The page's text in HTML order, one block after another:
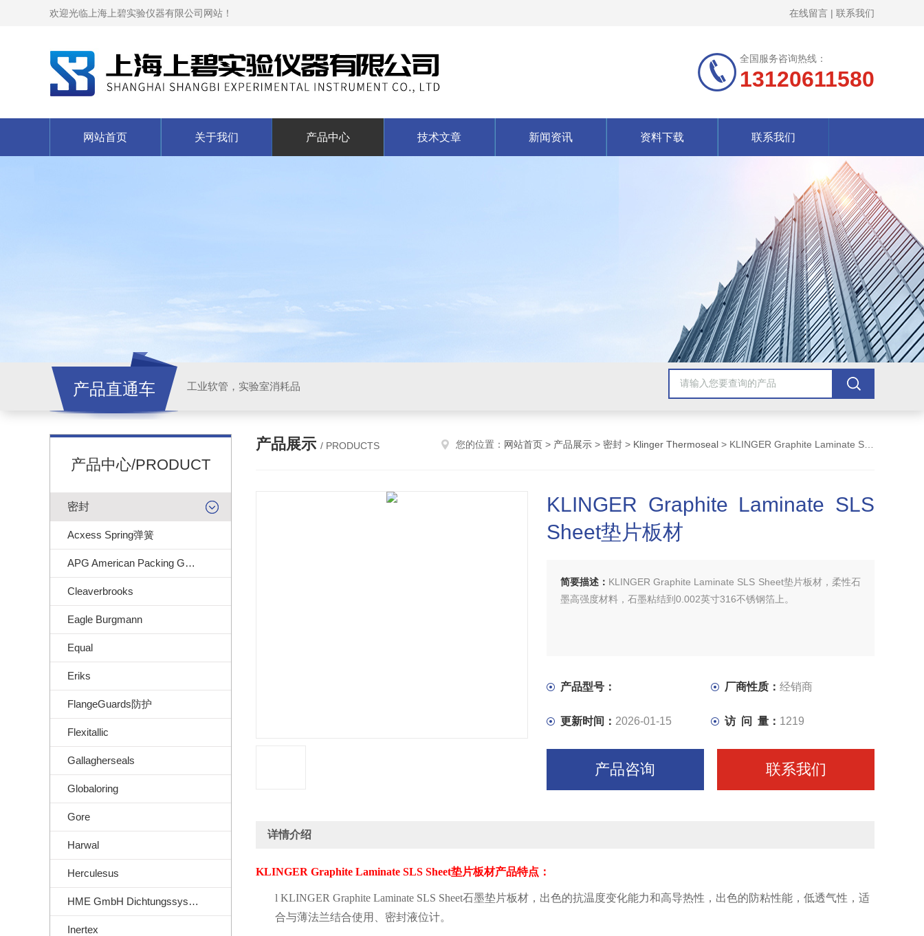
欢迎光临上海上碧实验仪器有限公司网站！ 在线留言 | 联系我们
全国服务咨询热线：
13120611580
网站首页 关于我们 产品中心 技术文章 新闻资讯 资料下载 联系我们
产品直通车 工业软管，实验室消耗品
产品中心/PRODUCT
密封
Acxess Spring弹簧
APG American Packing Gasket
Cleaverbrooks
Eagle Burgmann
Equal
Eriks
FlangeGuards防护
Flexitallic
Gallagherseals
Globaloring
Gore
Harwal
Herculesus
HME GmbH Dichtungssysteme
Inertex
产品展示 / PRODUCTS 您的位置： 网站首页 > 产品展示 > 密封 > Klinger Thermoseal > KLINGER Graphite Laminate SLS Sheet垫片板材
KLINGER Graphite Laminate SLS
Sheet垫片板材
简要描述： KLINGER Graphite Laminate SLS Sheet垫片板材，柔性石
墨高强度材料，石墨粘结到0.002英寸316不锈钢箔上。
产品型号： 厂商性质： 经销商
更新时间： 2026-01-15 访 问 量： 1219
产品咨询 联系我们
详情介绍
KLINGER Graphite Laminate SLS Sheet垫片板材产品特点：
l KLINGER Graphite Laminate SLS Sheet石墨垫片板材，出色的抗温度变化能力和高导热性，出色的防粘性能，低透气性，适
合与薄法兰结合使用、密封液位计。